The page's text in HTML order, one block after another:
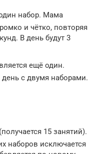
набор. Мама
и чётко, повторяя
В день будут 3
ещё один.
день с двумя наборами.
15 занятий).
наборов исключается